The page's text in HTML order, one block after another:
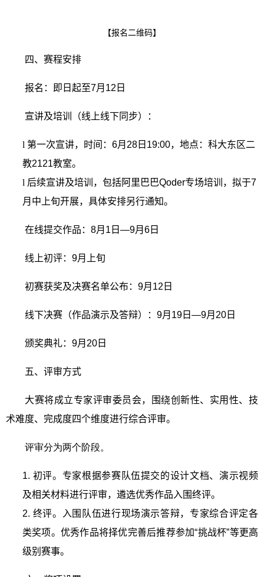
【报名二维码】
四、赛程安排
报名：即日起至7月 12 日
宣讲及培训（线上线下同步）：
l 第一次宣讲，时间： 6月 28 日 19:00，地点：科大东区二
教2121教室。
l 后续宣讲及培训，包括阿里巴巴Qoder专场培训，拟于7
月中上旬开展，具体安排另行通知。
在线提交作品： 8月 1 日—9月 6 日
线上初评： 9月上旬
初赛获奖及决赛名单公布： 9月 12 日
线下决赛（作品演示及答辩）： 9月 19 日—9月 20 日
颁奖典礼： 9月 20 日
五、评审方式
大赛将成立专家评审委员会，围绕创新性、实用性、技
术难度、完成度四个维度进行综合评审。
评审分为两个阶段。
1. 初评。专家根据参赛队伍提交的设计文档、演示视频
及相关材料进行评审，遴选优秀作品入围终评。
2. 终评。入围队伍进行现场演示答辩，专家综合评定各
类奖项。优秀作品将择优完善后推荐参加“挑战杯”等更高
级别赛事。